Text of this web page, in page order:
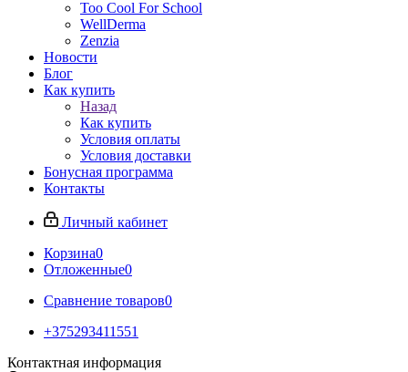
Too Cool For School
WellDerma
Zenzia
Новости
Блог
Как купить
Назад
Как купить
Условия оплаты
Условия доставки
Бонусная программа
Контакты
Личный кабинет
Корзина0
Отложенные0
Сравнение товаров0
+375293411551
Контактная информация